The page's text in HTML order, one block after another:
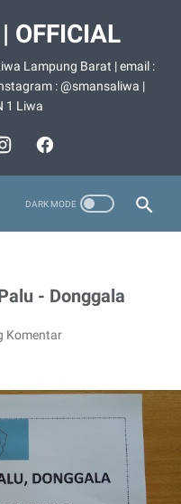
OFFICIAL
Lampung Barat | email :
: @smansaliwa |
1 Liwa
- Donggala
Komentar